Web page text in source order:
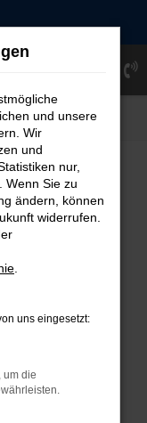
können:
deine
Beispiel
und unsere
Wir
und
nur,
Wenn Sie zu
ändern, können
widerrufen.
uns eingesetzt:
um die